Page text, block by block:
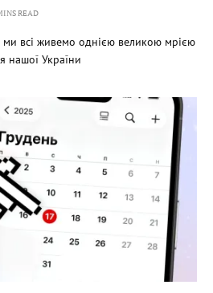
READ
ми всі живемо однією великою мрією
нашої України